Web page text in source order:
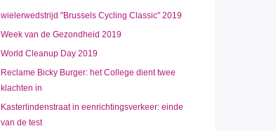
wielerwedstrijd "Brussels Cycling Classic" 2019
Week van de Gezondheid 2019
World Cleanup Day 2019
Reclame Bicky Burger: het College dient twee
klachten in
Kasterlindenstraat in eenrichtingsverkeer: einde
van de test